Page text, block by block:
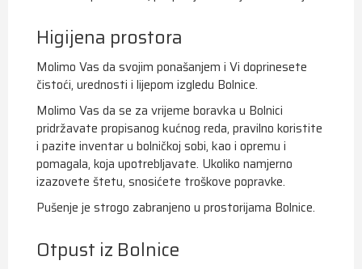
Higijena prostora
Molimo Vas da svojim ponašanjem i Vi doprinesete
čistoći, urednosti i lijepom izgledu Bolnice.
Molimo Vas da se za vrijeme boravka u Bolnici
pridržavate propisanog kućnog reda, pravilno koristite
i pazite inventar u bolničkoj sobi, kao i opremu i
pomagala, koja upotrebljavate. Ukoliko namjerno
izazovete štetu, snosićete troškove popravke.
Pušenje je strogo zabranjeno u prostorijama Bolnice.
Otpust iz Bolnice